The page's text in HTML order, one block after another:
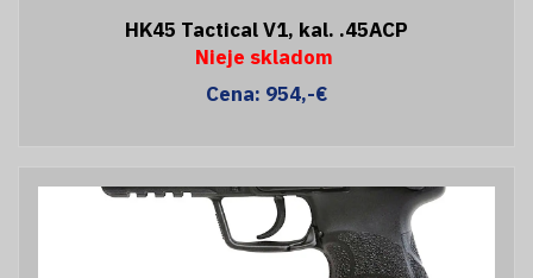
HK45 Tactical V1, kal. .45ACP
Nieje skladom
Cena: 954,-€